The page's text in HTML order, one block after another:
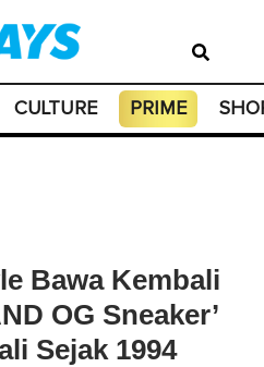
CULTURE PRIME
Bawa Kembali
OG Sneaker’
Sejak 1994